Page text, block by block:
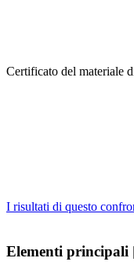
Certificato del materiale
I risultati di questo
Elementi principali